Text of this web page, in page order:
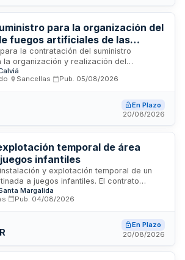
de espacios públicos.
para la organización del
fuegos artificiales de las
En Jaume 2026 - Ayuntamiento
la contratación del suministro
la organización y realización del
artificiales de las Fiestas del Rei En
de Calvià licita este contrato de
años adicionales y posible modificación
ejecución debe cumplir criterios de
administración local.
Sancellas Pub. 05/08/2026
En Plazo
20/08/2026
temporal de área
infantiles
y explotación temporal de un
a juegos infantiles. El contrato
de montaje, funcionamiento y
de juego durante el período
financiera y técnica mediante
y certificados de trabajos anteriores
Margalida
Pub. 04/08/2026
En Plazo
20/08/2026